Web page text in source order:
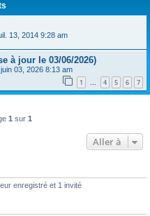
13, 2014 9:28 am
à jour le 03/06/2026)
03, 2026 8:13 am
1 … 4 5 6 7
1 sur 1
Aller à
enregistré et 1 invité